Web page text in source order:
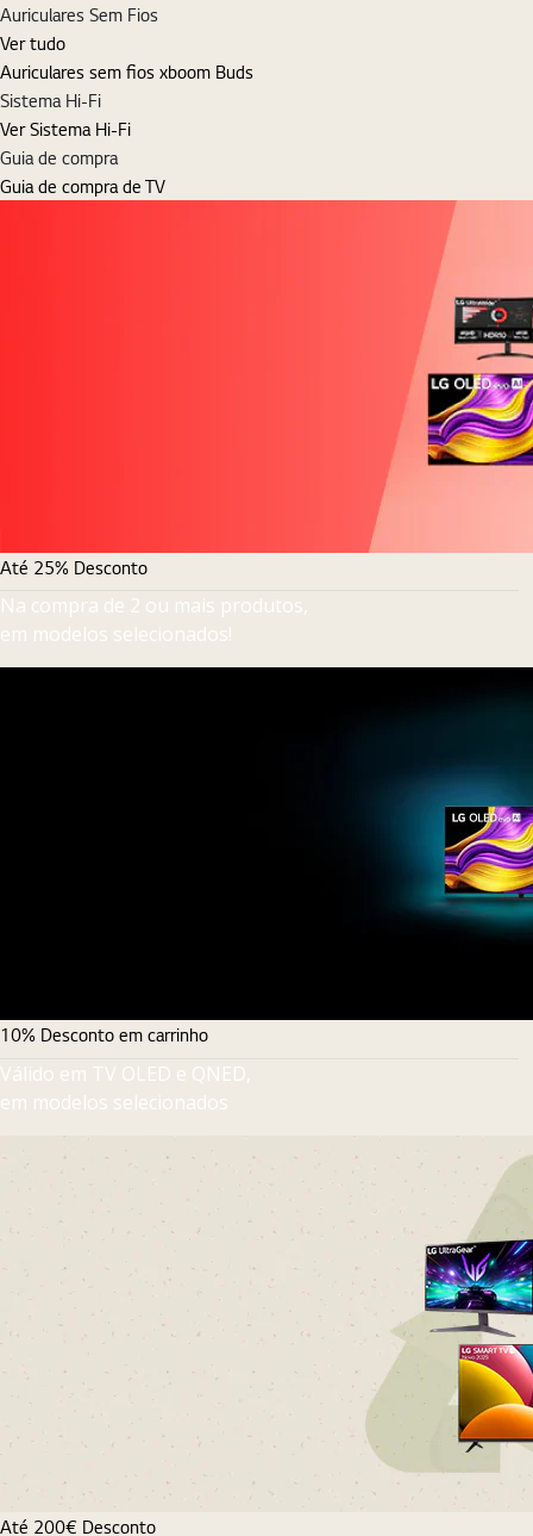
Auriculares Sem Fios
Ver tudo
Auriculares sem fios xboom Buds
Sistema Hi-Fi
Ver Sistema Hi-Fi
Guia de compra
Guia de compra de TV
Até 25% Desconto
Na compra de 2 ou mais produtos,
em modelos selecionados!
10% Desconto em carrinho
Válido em TV OLED e QNED,
em modelos selecionados
Até 200€ Desconto